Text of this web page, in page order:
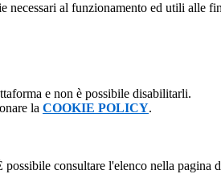
al funzionamento ed utili alle
e non è possibile disabilitarli.
la COOKIE POLICY.
consultare l'elenco nella pagina